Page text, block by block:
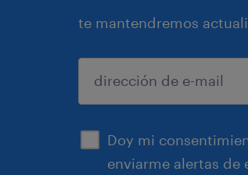
te mantendremos
Doy mi
enviarme alertas de
enviar